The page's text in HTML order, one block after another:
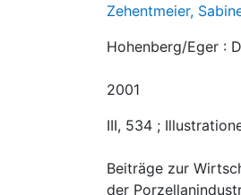
Zehentmeier,
Hohenberg/Eger :
2001
III, 534 ;
Beiträge zur
der